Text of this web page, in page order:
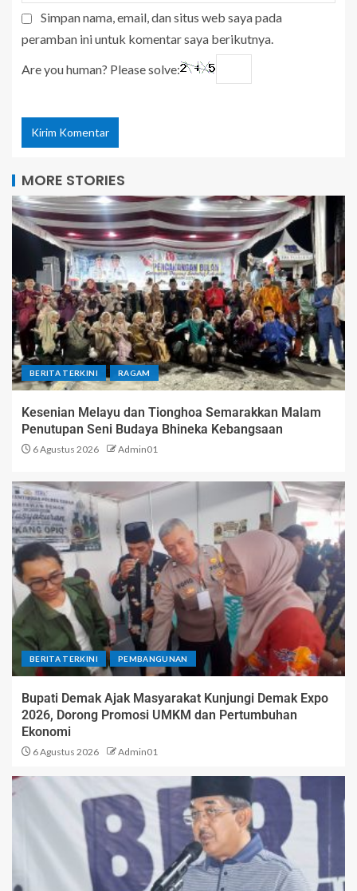
Simpan nama, email, dan situs web saya pada
peramban ini untuk komentar saya berikutnya.
Are you human? Please solve:
MORE STORIES
BERITA TERKINI RAGAM
Kesenian Melayu dan Tionghoa Semarakkan Malam
Penutupan Seni Budaya Bhineka Kebangsaan
6 Agustus 2026 Admin01
BERITA TERKINI PEMBANGUNAN
Bupati Demak Ajak Masyarakat Kunjungi Demak Expo
2026, Dorong Promosi UMKM dan Pertumbuhan
Ekonomi
6 Agustus 2026 Admin01